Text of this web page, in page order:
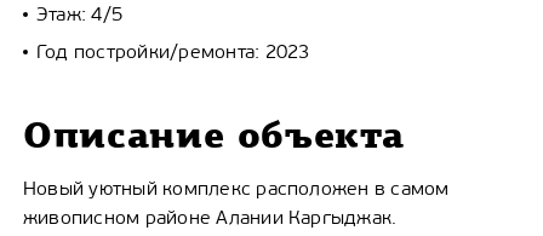
Этаж: 4/5
Год постройки/ремонта: 2023
Описание объекта
Новый уютный комплекс расположен в самом
живописном районе Алании Каргыджак.